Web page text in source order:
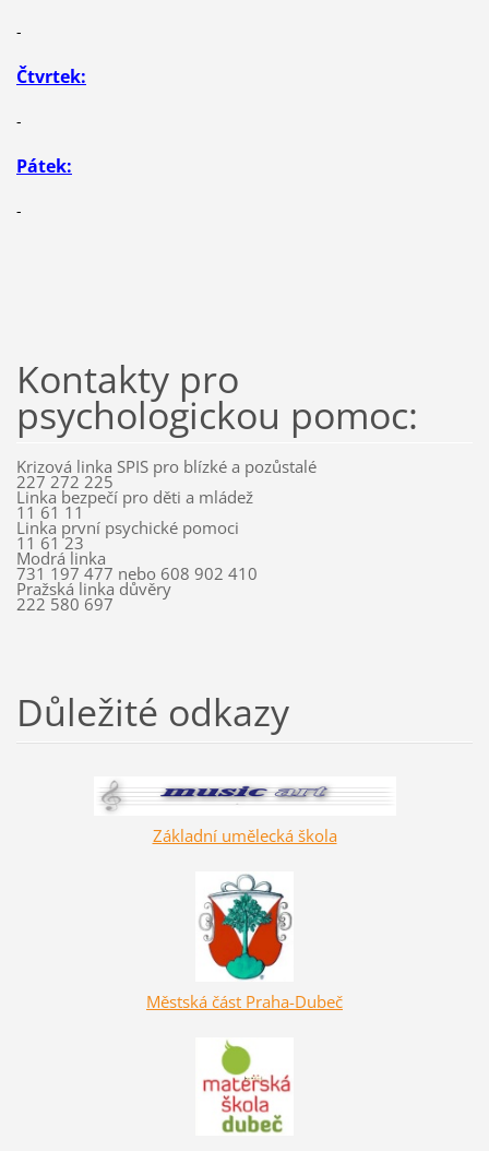
-
Čtvrtek:
-
Pátek:
-
Kontakty pro
psychologickou pomoc:
Krizová linka SPIS pro blízké a pozůstalé
227 272 225
Linka bezpečí pro děti a mládež
11 61 11
Linka první psychické pomoci
11 61 23
Modrá linka
731 197 477 nebo 608 902 410
Pražská linka důvěry
222 580 697
Důležité odkazy
Základní umělecká škola
Městská část Praha-Dubeč